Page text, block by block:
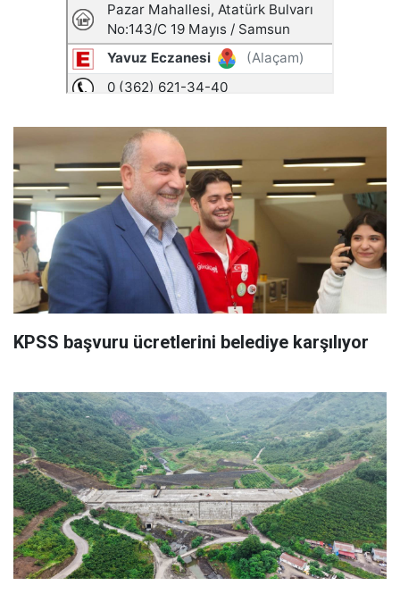
KPSS başvuru ücretlerini belediye karşılıyor